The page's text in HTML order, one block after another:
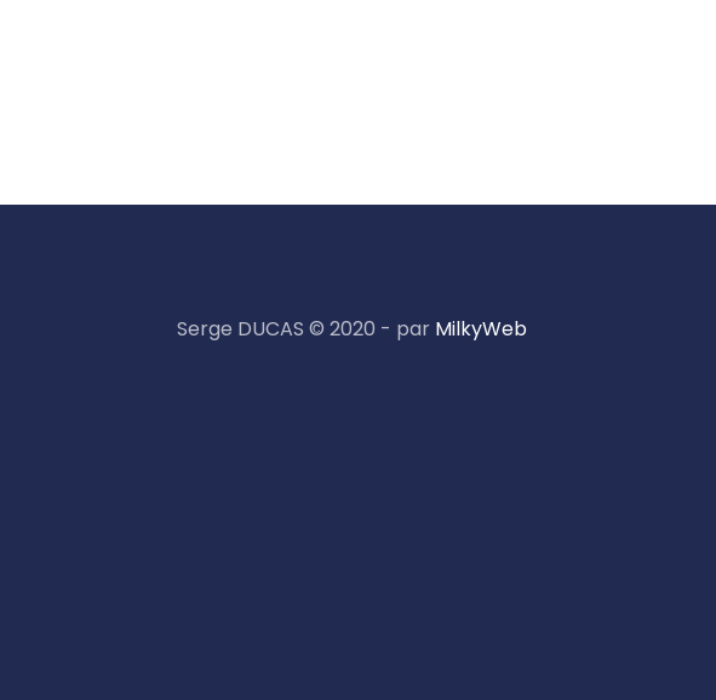
Serge DUCAS © 2020 - par MilkyWeb